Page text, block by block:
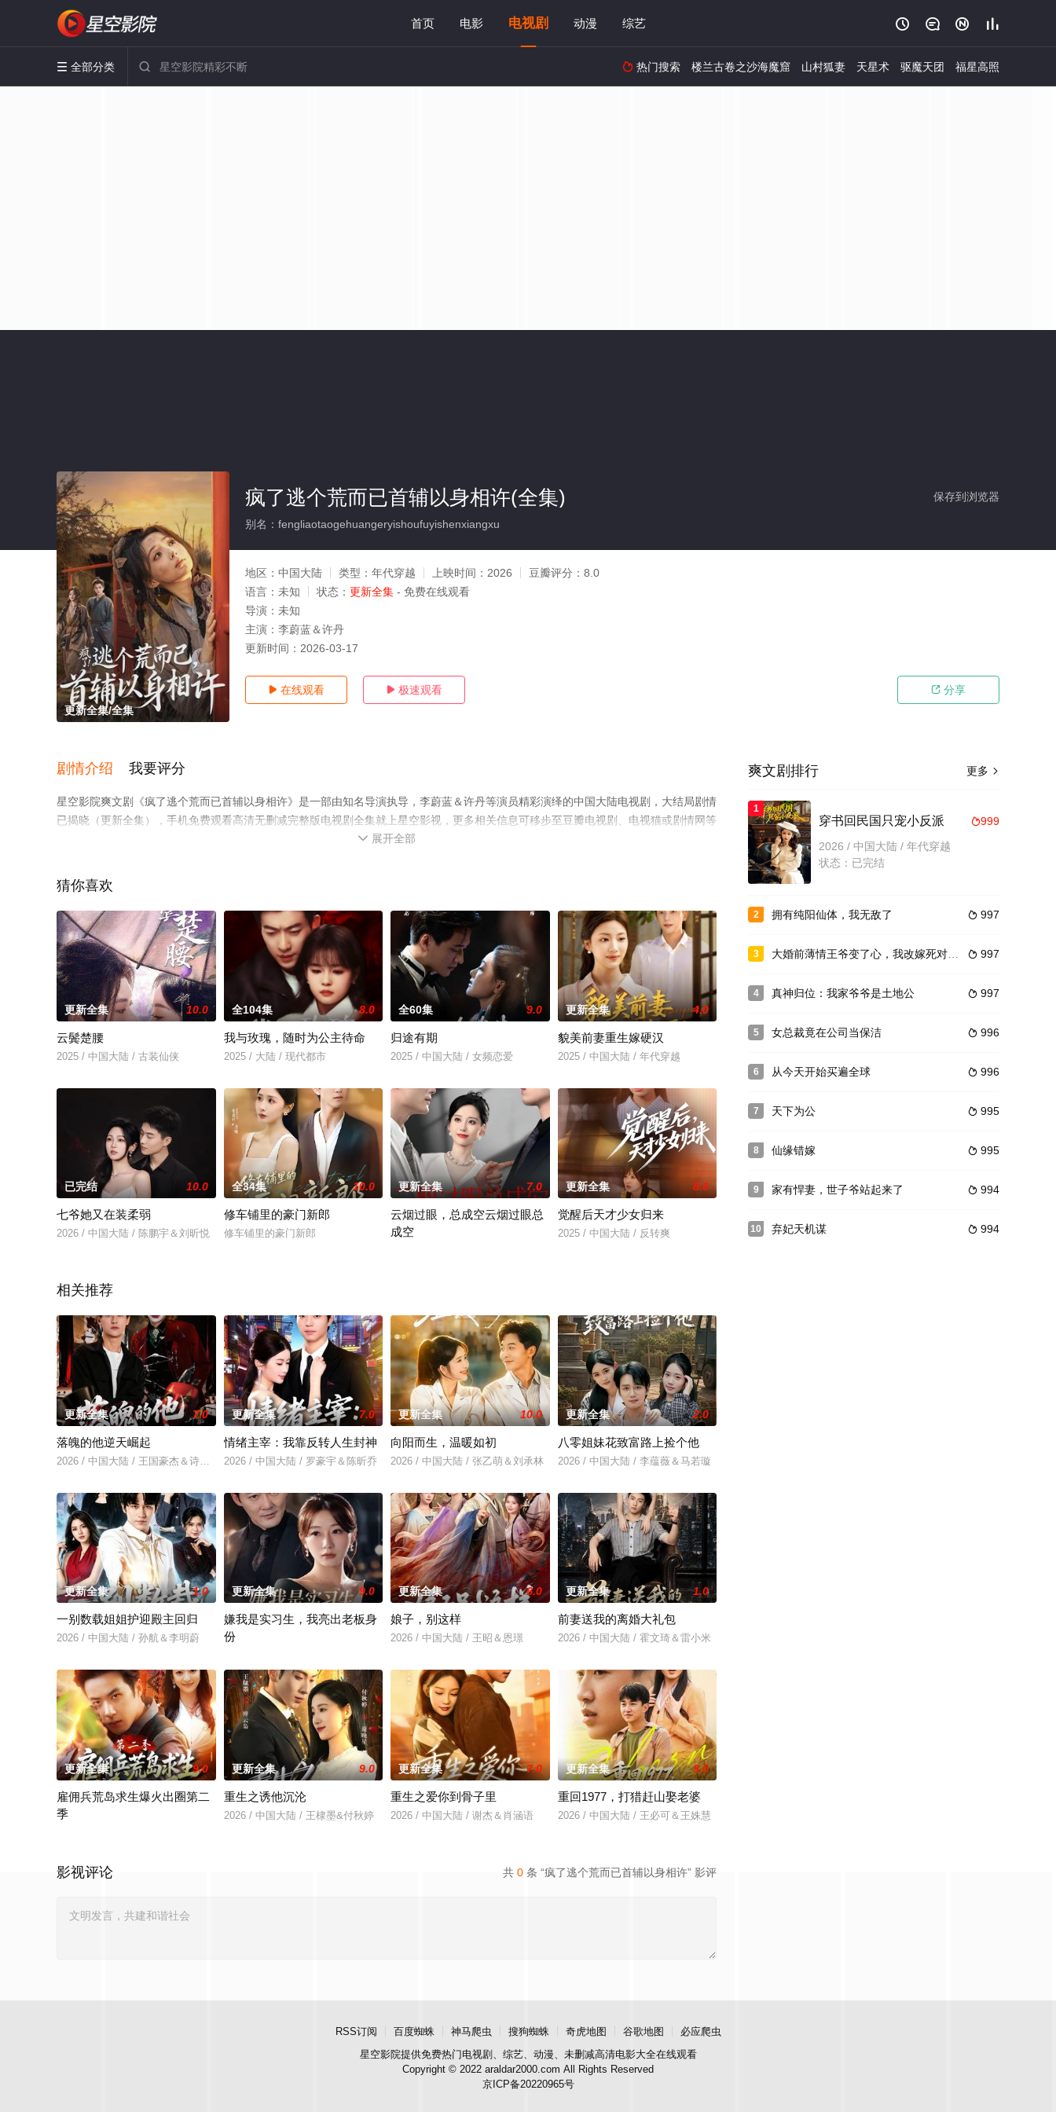
首页 电影 电视剧 动漫 综艺    
 全部分类   热门搜索 楼兰古卷之沙海魔窟 山村狐妻 天星术 驱魔天团 福星高照
更新全集/全集
保存到浏览器
疯了逃个荒而已首辅以身相许(全集)
别名：fengliaotaogehuangeryishoufuyishenxiangxu
地区： 中国大陆 类型： 年代穿越 上映时间： 2026 豆瓣评分： 8.0
语言： 未知 状态： 更新全集 - 免费在线观看
导演： 未知
主演： 李蔚蓝＆许丹
更新时间： 2026-03-17
 在线观看  极速观看  分享
剧情介绍 我要评分
星空影院爽文剧《疯了逃个荒而已首辅以身相许》是一部由知名导演执导，李蔚蓝＆许丹等演员精彩演绎的中国大陆电视剧，大结局剧情
已揭晓（更新全集），手机免费观看高清无删减完整版电视剧全集就上星空影视，更多相关信息可移步至豆瓣电视剧、电视猫或剧情网等
 展开全部
猜你喜欢
更新全集 10.0
云鬓楚腰
2025 / 中国大陆 / 古装仙侠
全104集 8.0
我与玫瑰，随时为公主待命
2025 / 大陆 / 现代都市
全60集 9.0
归途有期
2025 / 中国大陆 / 女频恋爱
更新全集 4.0
貌美前妻重生嫁硬汉
2025 / 中国大陆 / 年代穿越
已完结 10.0
七爷她又在装柔弱
2026 / 中国大陆 / 陈鹏宇＆刘昕悦
全34集 10.0
修车铺里的豪门新郎
修车铺里的豪门新郎
更新全集 7.0
云烟过眼，总成空云烟过眼总
成空
更新全集 8.0
觉醒后天才少女归来
2025 / 中国大陆 / 反转爽
相关推荐
更新全集 7.0
落魄的他逆天崛起
2026 / 中国大陆 / 王国豪杰＆诗语＆梁辰羽
更新全集 7.0
情绪主宰：我靠反转人生封神
2026 / 中国大陆 / 罗豪宇＆陈昕乔
更新全集 10.0
向阳而生，温暖如初
2026 / 中国大陆 / 张乙萌＆刘承林
更新全集 2.0
八零姐妹花致富路上捡个他
2026 / 中国大陆 / 李蕴薇＆马若璇
更新全集 1.0
一别数载姐姐护迎殿主回归
2026 / 中国大陆 / 孙航＆李明蔚
更新全集 9.0
嫌我是实习生，我亮出老板身
份
更新全集 6.0
娘子，别这样
2026 / 中国大陆 / 王昭＆恩璟
更新全集 1.0
前妻送我的离婚大礼包
2026 / 中国大陆 / 霍文琦＆雷小米
更新全集 9.0
雇佣兵荒岛求生爆火出圈第二
季
更新全集 9.0
重生之诱他沉沦
2026 / 中国大陆 / 王棣墨&付秋婷
更新全集 7.0
重生之爱你到骨子里
2026 / 中国大陆 / 谢杰＆肖涵语
更新全集 3.0
重回1977，打猎赶山娶老婆
2026 / 中国大陆 / 王必可＆王姝慧
共 0 条 “疯了逃个荒而已首辅以身相许” 影评
影视评论
更多 
爽文剧排行
1
999
穿书回民国只宠小反派
2026 / 中国大陆 / 年代穿越
状态：已完结
2  997
拥有纯阳仙体，我无敌了
3  997
大婚前薄情王爷变了心，我改嫁死对头他哭了
4  997
真神归位：我家爷爷是土地公
5  996
女总裁竟在公司当保洁
6  996
从今天开始买遍全球
7  995
天下为公
8  995
仙缘错嫁
9  994
家有悍妻，世子爷站起来了
10  994
弃妃天机谋
RSS订阅 百度蜘蛛 神马爬虫 搜狗蜘蛛 奇虎地图 谷歌地图
必应爬虫
星空影院提供免费热门电视剧、综艺、动漫、未删减高清电影大全在线观看
Copyright © 2022 araldar2000.com All Rights Reserved
京ICP备20220965号